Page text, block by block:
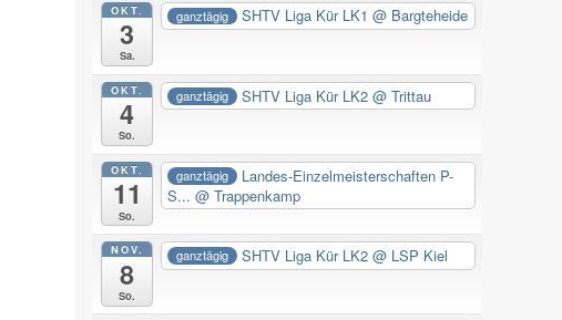
OKT.
3
Sa.
ganztägig SHTV Liga Kür LK1 @ Bargteheide
OKT.
4
So.
ganztägig SHTV Liga Kür LK2 @ Trittau
OKT.
11
So.
ganztägig
Landes-Einzelmeisterschaften P-
S...@ Trappenkamp
NOV.
8
So.
ganztägig SHTV Liga Kür LK2 @ LSP Kiel